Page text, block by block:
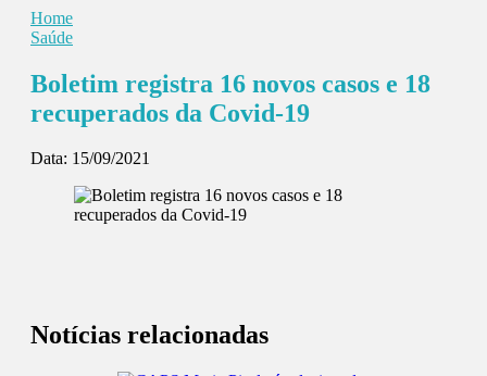
Home
Saúde
Boletim registra 16 novos casos e 18
recuperados da Covid-19
Data: 15/09/2021
Notícias relacionadas